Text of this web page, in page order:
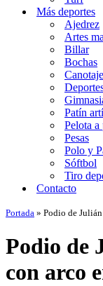
Más deportes
Ajedrez
Artes
Billar
Bochas
Canotaje
Patín
Pelota a
Pesas
Polo y
Sóftbol
Tiro
Contacto
Portada » Podio de
Podio de
con arco